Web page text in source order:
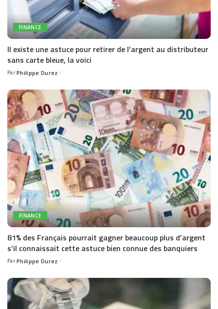
FINANCE
Il existe une astuce pour retirer de l’argent au distributeur
sans carte bleue, la voici
Posted
Par Philippe Durez
FINANCE
81% des Français pourrait gagner beaucoup plus d’argent
s’il connaissait cette astuce bien connue des banquiers
Posted
Par Philippe Durez